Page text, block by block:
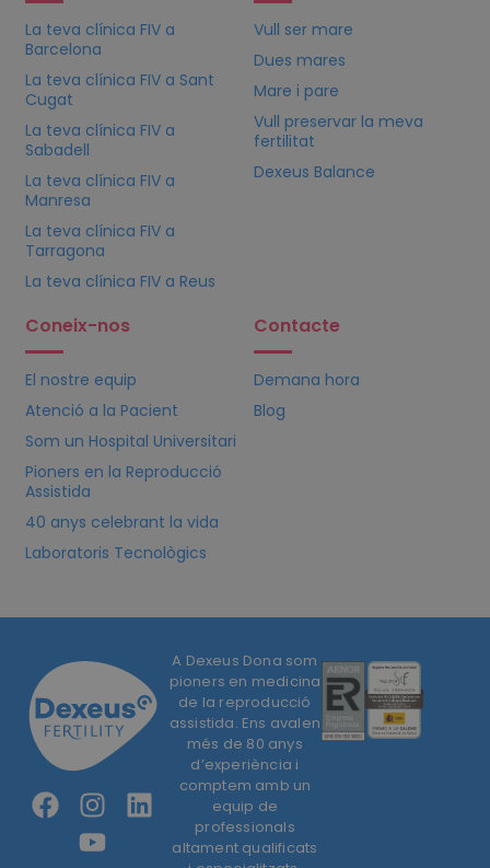
La teva clínica FIVa
Barcelona
La teva clínica FIVa Sant
Cugat
La teva clínica FIVa
Sabadell
La teva clínica FIVa
Manresa
La teva clínica FIVa
Tarragona
La teva clínica FIVa Reus
Vull ser mare
Dues mares
Mare i pare
Vull preservar la meva
fertilitat
Dexeus Balance
Coneix-nos
El nostre equip
Atenció a la Pacient
Som un Hospital Universitari
Pioners en la Reproducció
Assistida
40 anys celebrant la vida
Laboratoris Tecnològics
Contacte
Demana hora
Blog
A Dexeus Dona som
pioners en medicina
de la reproducció
assistida. Ens avalen
més de 80 anys
d’experiència i
comptem amb un
equip de
professionals
altament qualificats